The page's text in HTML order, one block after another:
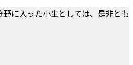
に入った小生としては、是非とも